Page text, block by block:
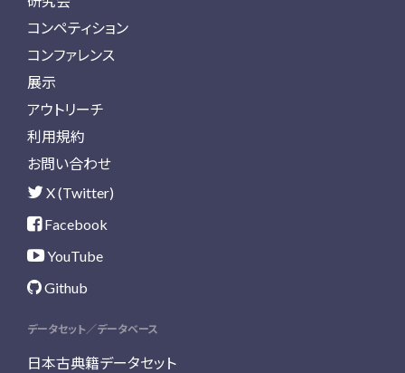
コンペティション
コンファレンス
展示
アウトリーチ
利用規約
お問い合わせ
X (Twitter)
Facebook
YouTube
Github
データセット／データベース
日本古典籍データセット